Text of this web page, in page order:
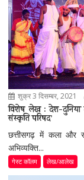
शुक्र 3 दिसम्बर, 2021
विशेष लेख : देश-दुनिया
संस्कृति परिषद’
छत्तीसगढ़ में कला और
अभिव्यक्ति...
गेस्ट कॉलम लेख/आलेख